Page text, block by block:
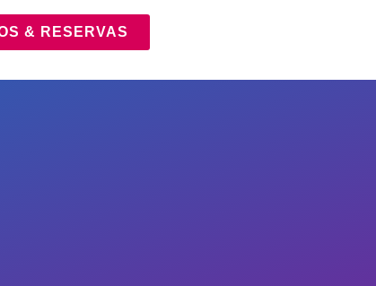
& RESERVAS